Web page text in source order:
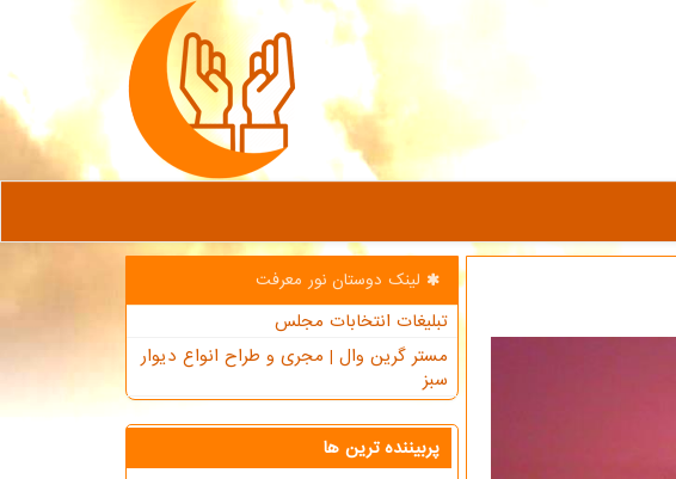
لینک دوستان نور معرفت
تبلیغات انتخابات مجلس
مستر گرین وال | مجری و طراح انواع دیوار
سبز
پربیننده ترین ها